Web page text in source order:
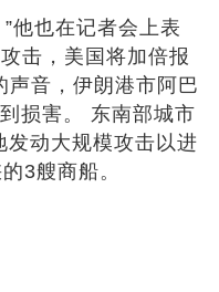
他也在记者会上表
击，美国将加倍报
音，伊朗港市阿巴
损害。 东南部城市
动大规模攻击以进
3艘商船。